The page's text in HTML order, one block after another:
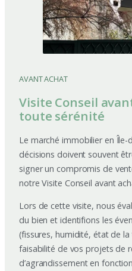
AVANT ACHAT
Visite Conseil
toute sérénité
Le marché immobilier en
décisions doivent souvent
signer un compromis de
notre Visite Conseil avant
Lors de cette visite, nous
du bien et identifions les
(fissures, humidité, état de
faisabilité de vos projets de
d’agrandissement en